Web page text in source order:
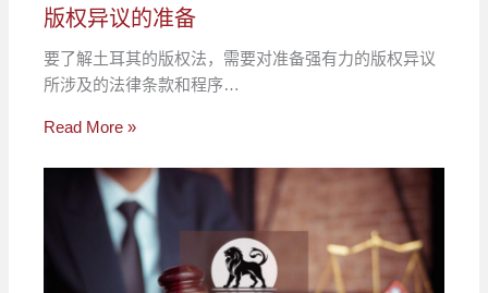
版权异议的准备
要了解土耳其的版权法，需要对准备强有力的版权异议
所涉及的法律条款和程序…
Read More »